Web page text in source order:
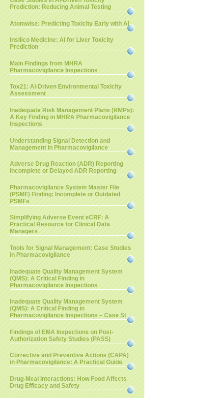
Prediction: Reducing Animal Testing
Atomwise: Predicting Toxicity Early with AI
Insilico Medicine: AI for Liver Toxicity
Prediction
Main Findings from MHRA
Pharmacovigilance Inspections
Tox21: AI-Driven Environmental Toxicity
Assessment
Inadequate Risk Management Plans (RMPs):
A Key Finding in MHRA Pharmacovigilance
Inspections
Understanding Signal Detection and
Management in Pharmacovigilance
Adverse Drug Reaction (ADR) Reporting
Incomplete or Delayed ADR Reporting
Pharmacovigilance System Master File
(PSMF) Finding: Incomplete or Outdated
PSMFs
Simplifying Adverse Event eCRF: A
Practical Resource for Clinical Data
Managers
Tools for Signal Management: Case Studies
in Pharmacovigilance
Inadequate Quality Management System
(QMS): A Critical Finding in
Pharmacovigilance Inspections
Inadequate Quality Management System
(QMS): A Critical Finding in
Pharmacovigilance Inspections – Case St
Findings of EMA Inspections on Post-
Authorization Safety Studies (PASS)
Corrective and Preventive Actions (CAPA)
in Pharmacovigilance: A Practical Guide
Drug-Meal Interactions: How Food Affects
Drug Efficacy and Safety